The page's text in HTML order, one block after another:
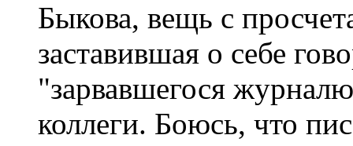
Быкова, вещь с
заставившая о себе
"зарвавшегося
коллеги. Боюсь, что